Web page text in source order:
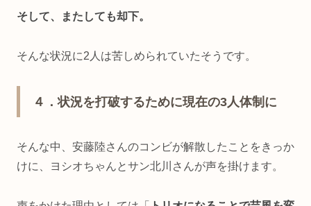
そして、またしても却下。
そんな状況に2人は苦しめられていたそうです。
４．状況を打破するために現在の3人体制に
そんな中、安藤陸さんのコンビが解散したことをきっか
けに、ヨシオちゃんとサン北川さんが声を掛けます。